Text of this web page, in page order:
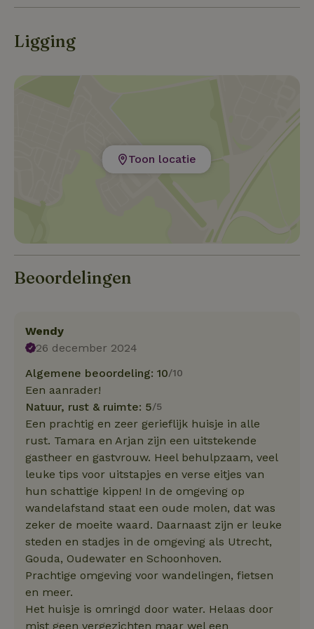
Ligging
Toon locatie
Beoordelingen
Wendy
26 december 2024
Algemene beoordeling: 10/10
Een aanrader!
Natuur, rust & ruimte: 5/5
Een prachtig en zeer gerieflijk huisje in alle
rust. Tamara en Arjan zijn een uitstekende
gastheer en gastvrouw. Heel behulpzaam, veel
leuke tips voor uitstapjes en verse eitjes van
hun schattige kippen! In de omgeving op
wandelafstand staat een oude molen, dat was
zeker de moeite waard. Daarnaast zijn er leuke
steden en stadjes in de omgeving als Utrecht,
Gouda, Oudewater en Schoonhoven.
Prachtige omgeving voor wandelingen, fietsen
en meer.
Het huisje is omringd door water. Helaas door
mist geen vergezichten maar wel een